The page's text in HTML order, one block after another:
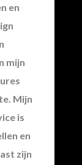
en
mijn
Mijn
is
en
zijn